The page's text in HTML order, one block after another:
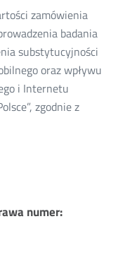
zamówienia
badania
substytucyjności
oraz wpływu
i Internetu
zgodnie z
numer: